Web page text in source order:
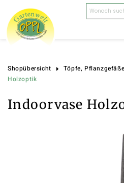
Products
search
Shopübersicht Töpfe, Pflanzgefäße
Holzoptik
Indoorvase